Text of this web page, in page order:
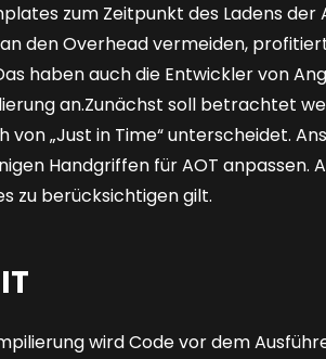
zum Zeitpunkt des Ladens
den Overhead vermeiden,
haben auch die Entwickler von
an.Zunächst soll betrachtet
von „Just in Time“ unterscheidet.
Handgriffen für AOT anpassen.
zu berücksichtigen gilt.
wird Code vor dem